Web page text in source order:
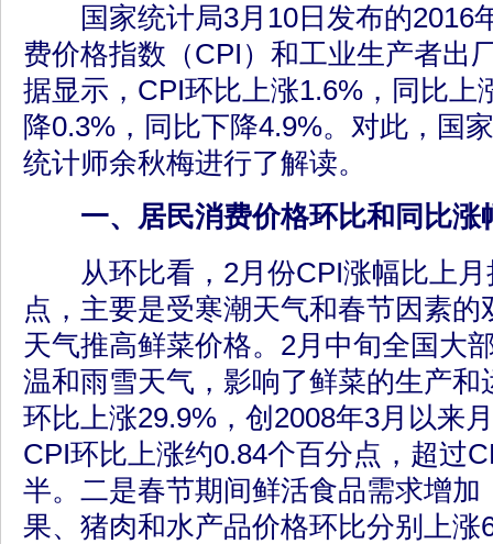
国家统计局3月10日发布的2016
费价格指数（CPI）和工业生产者出
据显示，CPI环比上涨1.6%，同比上
降0.3%，同比下降4.9%。对此，国
统计师余秋梅进行了解读。
一、居民消费价格环比和同比涨
从环比看，2月份CPI涨幅比上月
点，主要是受寒潮天气和春节因素
天气推高鲜菜价格。2月中旬全国大
温和雨雪天气，影响了鲜菜的生产和
环比上涨29.9%，创2008年3月以来
CPI环比上涨约0.84个百分点，超过
半。二是春节期间鲜活食品需求增加
果、猪肉和水产品价格环比分别上涨